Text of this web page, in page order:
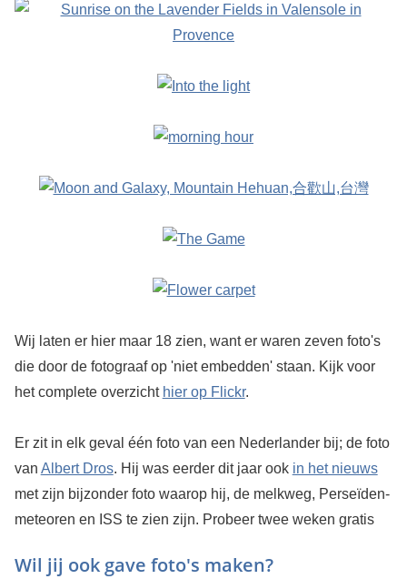
Wij laten er hier maar 18 zien, want er waren zeven foto's
die door de fotograaf op 'niet embedden' staan. Kijk voor
het complete overzicht hier op Flickr.
Er zit in elk geval één foto van een Nederlander bij; de foto
van Albert Dros. Hij was eerder dit jaar ook in het nieuws
met zijn bijzonder foto waarop hij, de melkweg, Perseïden-
meteoren en ISS te zien zijn.
Wil jij ook gave foto's maken?
Probeer twee weken gratis